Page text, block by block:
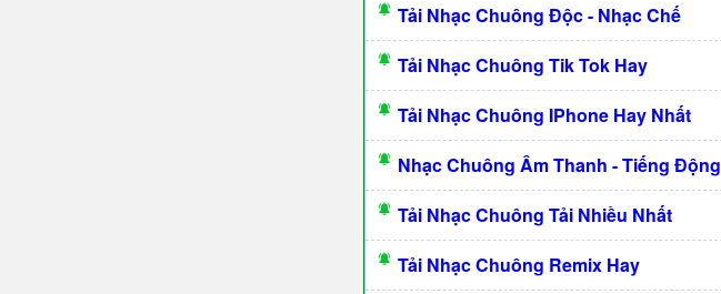
Tải Nhạc Chuông Độc - Nhạc Chế
Tải Nhạc Chuông Tik Tok Hay
Tải Nhạc Chuông IPhone Hay Nhất
Nhạc Chuông Âm Thanh - Tiếng Động
Tải Nhạc Chuông Tải Nhiều Nhất
Tải Nhạc Chuông Remix Hay